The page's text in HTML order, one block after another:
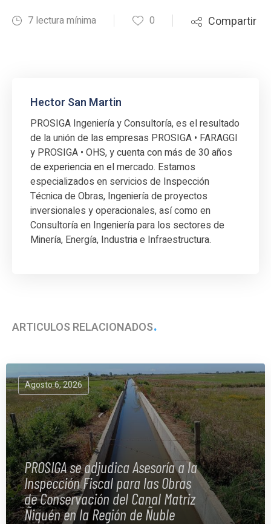
7 lectura mínima 0 Compartir
Hector San Martin
PROSIGA Ingeniería y Consultoría, es el resultado
de la unión de las empresas PROSIGA • FARAGGI
y PROSIGA • OHS, y cuenta con más de 30 años
de experiencia en el mercado. Estamos
especializados en servicios de Inspección
Técnica de Obras, Ingeniería de proyectos
inversionales y operacionales, así como en
Consultoría en Ingeniería para los sectores de
Minería, Energía, Industria e Infraestructura.
ARTÍCULOS RELACIONADOS
Agosto 6, 2026
PROSIGA se adjudica Asesoría a la
Inspección Fiscal para las Obras
de Conservación del Canal Matriz
Ñiquén en la Región de Ñuble